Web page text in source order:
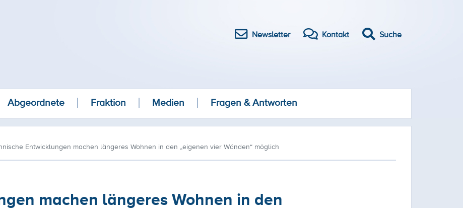
Newsletter Kontakt Suche
Abgeordnete Fraktion Medien Fragen & Antworten
Entwicklungen machen längeres Wohnen in den „eigenen vier Wänden“ möglich
machen längeres Wohnen in den